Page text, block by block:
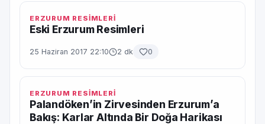
ERZURUM RESİMLERİ
Eski Erzurum Resimleri
25 Haziran 2017 22:10 2 dk 0
ERZURUM RESİMLERİ
Palandöken’in Zirvesinden Erzurum’a
Bakış: Karlar Altında Bir Doğa Harikası